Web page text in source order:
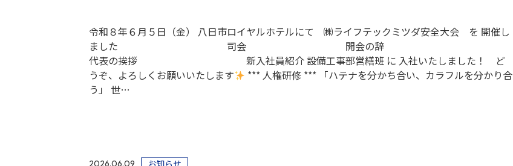
令和８年６月５日（金） 八日市ロイヤルホテルにて ㈱ライフテックミツダ安全大会 を 開催し
ました 司会 開会の辞
代表の挨拶 新入社員紹介 設備工事部営繕班 に 入社いたしました！ ど
うぞ、よろしくお願いいたします
*** 人権研修 *** 「ハテナを分かち合い、カラフルを分かり合
う」 世…
2026.06.09 お知らせ